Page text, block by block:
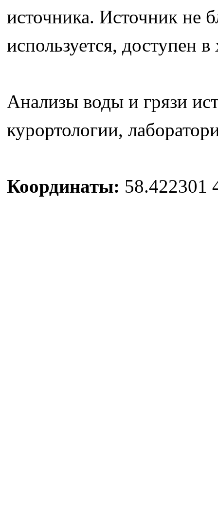
источника. Источник не
используется, доступен
Анализы воды и грязи
курортологии,
Координаты: 58.422301